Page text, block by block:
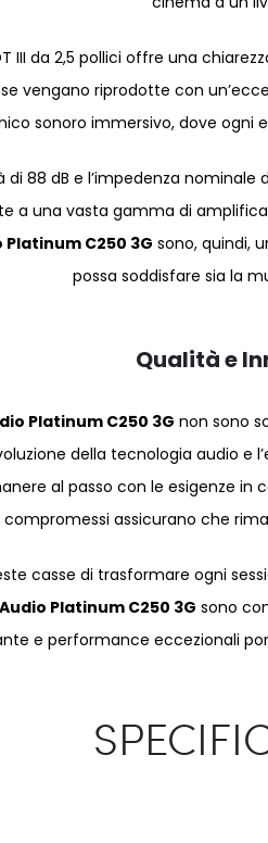
III da 2,5 pollici offre una
vengano riprodotte con
sonoro immersivo, dove
di 88 dB e l’impedenza
a una vasta gamma di
C250 3G sono, quindi,
possa soddisfare sia la
Qualità e
Platinum C250 3G non sono
della tecnologia audio e
al passo con le esigenze in
compromessi assicurano che
casse di trasformare ogni
Platinum C250 3G sono
e performance eccezionali